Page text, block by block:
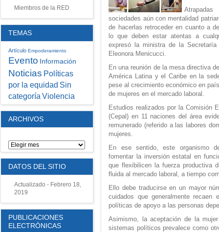
sociedades aún con mentalidad
de hacerlas retroceder en cuanto a
lo que deben estar atentas a
expresó la ministra de la
Eleonora Menicucci.
En una reunión de la mesa directiva
América Latina y el Caribe en la
pese al crecimiento económico en
de mujeres en el mercado laboral.
Estudios realizados por la Comisión
(Cepal) en 11 naciones del área
remunerado (referido a las labores
mujeres.
En ese sentido, este organismo
fomentar la inversión estatal en
que flexibilicen la fuerza productiva
fluida al mercado laboral, a tiempo
Ello debe traducirse en un mayor
cuidados que generalmente
políticas de apoyo a las personas
Asimismo, la aceptación de la
sistemas políticos prevalece como
Miembros de la RED
TEMAS
Artículo Empoderamiento
Evento Información
Noticias Políticas
por la equidad Sin
categoría Violencia
ARCHIVOS
DATOS DEL SITIO
Actualizado - Febrero 18,
2019
PUBLICACIONES
ELECTRÓNICAS